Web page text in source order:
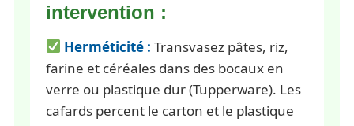
intervention :
Herméticité : Transvasez pâtes, riz,
farine et céréales dans des bocaux en
verre ou plastique dur (Tupperware). Les
cafards percent le carton et le plastique